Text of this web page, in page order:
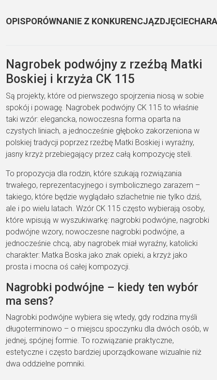
OPISPORÓWNANIE Z KONKURENCJĄZDJĘCIE
Nagrobek podwójny z rzeźbą Matki
Boskiej i krzyża CK 115
Są projekty, które od pierwszego spojrzenia niosą w sobie
spokój i powagę. Nagrobek podwójny CK 115 to właśnie
taki wzór: elegancka, nowoczesna forma oparta na
czystych liniach, a jednocześnie głęboko zakorzeniona w
polskiej tradycji poprzez rzeźbę Matki Boskiej i wyraźny,
jasny krzyż przebiegający przez całą kompozycję steli.
To propozycja dla rodzin, które szukają rozwiązania
trwałego, reprezentacyjnego i symbolicznego zarazem –
takiego, które będzie wyglądało szlachetnie nie tylko dziś,
ale i po wielu latach. Wzór CK 115 często wybierają osoby,
które wpisują w wyszukiwarkę: nagrobki podwójne, nagrobki
podwójne wzory, nowoczesne nagrobki podwójne, a
jednocześnie chcą, aby nagrobek miał wyraźny, katolicki
charakter: Matka Boska jako znak opieki, a krzyż jako
prosta i mocna oś całej kompozycji.
Nagrobki podwójne – kiedy ten wybór
ma sens?
Nagrobki podwójne wybiera się wtedy, gdy rodzina myśli
długoterminowo – o miejscu spoczynku dla dwóch osób, w
jednej, spójnej formie. To rozwiązanie praktyczne,
estetyczne i często bardziej uporządkowane wizualnie niż
dwa oddzielne pomniki.